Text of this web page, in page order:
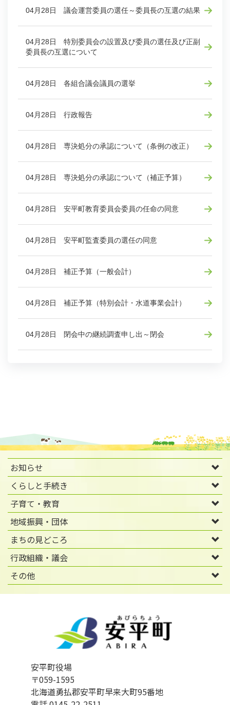
04月28日 議会運営委員の選任～委員長の互選の結果
04月28日 特別委員会の設置及び委員の選任及び正副
委員長の互選について
04月28日 各組合議会議員の選挙
04月28日 行政報告
04月28日 専決処分の承認について（条例の改正）
04月28日 専決処分の承認について（補正予算）
04月28日 安平町教育委員会委員の任命の同意
04月28日 安平町監査委員の選任の同意
04月28日 補正予算（一般会計）
04月28日 補正予算（特別会計・水道事業会計）
04月28日 閉会中の継続調査申し出～閉会
お知らせ
くらしと手続き
子育て・教育
地域振興・団体
まちの見どころ
行政組織・議会
その他
安平町役場
〒059-1595
北海道勇払郡安平町早来大町95番地